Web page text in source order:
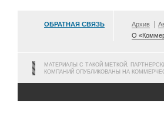
ОБРАТНАЯ СВЯЗЬ Архив
О
МАТЕРИАЛЫ С ТАКОЙ МЕТКОЙ,
КОМПАНИЙ ОПУБЛИКОВАНЫ НА